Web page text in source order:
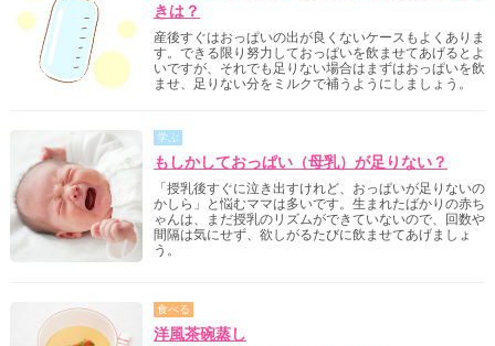
きは？
産後すぐはおっぱいの出が良くないケースもよくありま
す。できる限り努力しておっぱいを飲ませてあげるとよ
いですが、それでも足りない場合はまずはおっぱいを飲
ませ、足りない分をミルクで補うようにしましょう。
学ぶ
もしかしておっぱい（母乳）が足りない？
「授乳後すぐに泣き出すけれど、おっぱいが足りないの
かしら」と悩むママは多いです。生まれたばかりの赤ち
ゃんは、まだ授乳のリズムができていないので、回数や
間隔は気にせず、欲しがるたびに飲ませてあげましょ
う。
食べる
洋風茶碗蒸し